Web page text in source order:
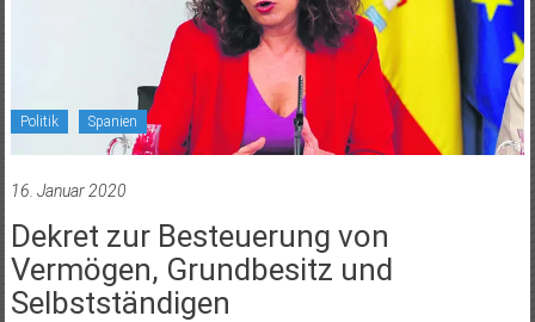
Politik Spanien
16. Januar 2020
Dekret zur Besteuerung von
Vermögen, Grundbesitz und
Selbstständigen